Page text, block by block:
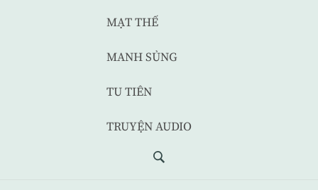
MẠT THẾ
MANH SỦNG
TU TIÊN
TRUYỆN AUDIO